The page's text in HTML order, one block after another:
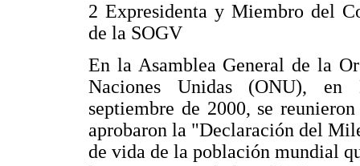
2 Expresidenta y Miembro del
de la SOGV
En la Asamblea General de la
Naciones Unidas (ONU), en
septiembre de 2000, se
aprobaron la "Declaración del
de vida de la población mundial